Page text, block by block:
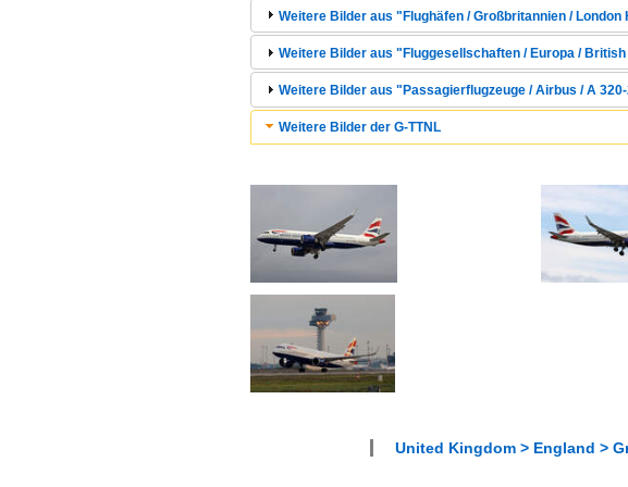
Weitere Bilder aus "Flughäfen / Großbritannien / London
Weitere Bilder aus "Fluggesellschaften / Europa /
Weitere Bilder aus "Passagierflugzeuge / Airbus / A
Weitere Bilder der G-TTNL
United Kingdom > England >